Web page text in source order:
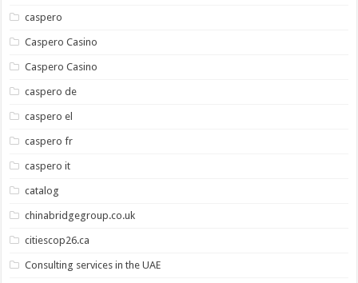
caspero
Caspero Casino
Caspero Casino
caspero de
caspero el
caspero fr
caspero it
catalog
chinabridgegroup.co.uk
citiescop26.ca
Consulting services in the UAE